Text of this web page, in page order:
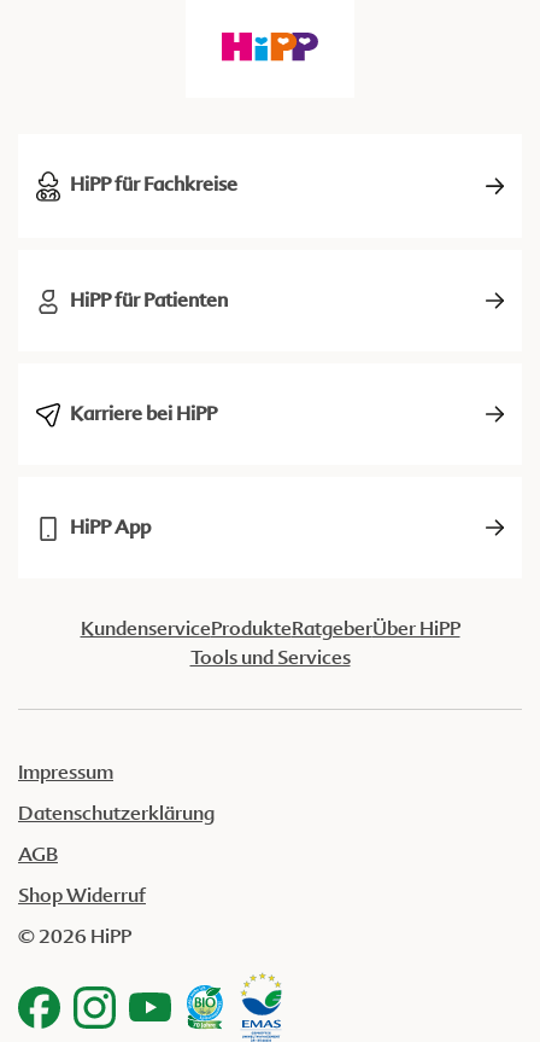
HiPP für Fachkreise
HiPP für Patienten
Karriere bei HiPP
HiPP App
KundenserviceProdukteRatgeberÜber HiPP
Tools und Services
Impressum
Datenschutzerklärung
AGB
Shop Widerruf
© 2026 HiPP